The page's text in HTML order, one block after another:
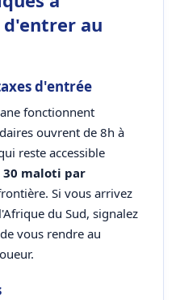
au
d'entrée
fonctionnent
ouvrent de 8h à
reste accessible
30 maloti par
Si vous arrivez
du Sud, signalez
vous rendre au